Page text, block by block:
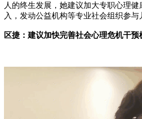
人的终生发展，她建议加大专职心理
入，发动公益机构等专业社会组织参与
区捷：建议加快完善社会心理危机干预